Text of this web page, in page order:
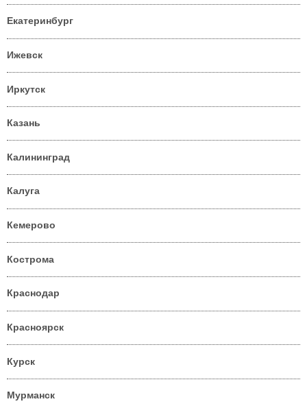
Екатеринбург
Ижевск
Иркутск
Казань
Калининград
Калуга
Кемерово
Кострома
Краснодар
Красноярск
Курск
Мурманск